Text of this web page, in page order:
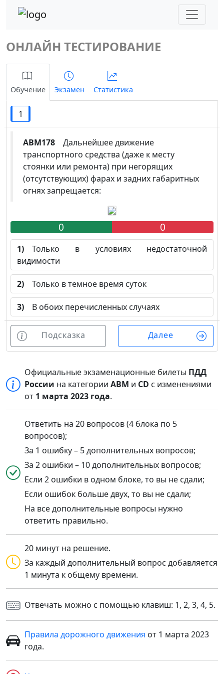
ОНЛАЙН ТЕСТИРОВАНИЕ
Обучение Экзамен Статистика
1
ABM178 Дальнейшее движение
транспортного средства (даже к месту
стоянки или ремонта) при негорящих
(отсутствующих) фарах и задних габаритных
огнях запрещается:
0 0
1) Только в условиях недостаточной
видимости
2) Только в темное время суток
3) В обоих перечисленных случаях
Подсказка Далее
Официальные экзаменационные билеты ПДД
России на категорииABM и CD с изменениями
от 1 марта 2023 года.
Ответить на 20 вопросов (4 блока по 5
вопросов);
За 1 ошибку – 5 дополнительных вопросов;
За 2 ошибки – 10 дополнительных вопросов;
Если 2 ошибки в одном блоке, то вы не сдали;
Если ошибок больше двух, то вы не сдали;
На все дополнительные вопросы нужно
ответить правильно.
20 минут на решение.
За каждый дополнительный вопрос добавляется
1 минута к общему времени.
Отвечать можно с помощью клавиш: 1, 2, 3, 4, 5.
Правила дорожного движения от 1 марта 2023
года.